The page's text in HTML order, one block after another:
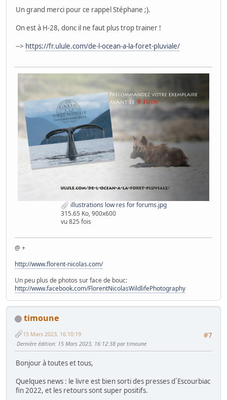
Un grand merci pour ce rappel Stéphane ;).
On est à H-28, donc il ne faut plus trop trainer !
--> https://fr.ulule.com/de-l-ocean-a-la-foret-pluviale/
illustrations low res for forums.jpg
315.65 Ko, 900x600
vu 825 fois
@ +
http://www.florent-nicolas.com/
Un peu plus de photos sur face de bouc:
http://www.facebook.com/FlorentNicolasWildlifePhotography
timoune
#7
15 Mars 2023, 16:10:19
Dernière édition: 15 Mars 2023, 16:12:38 par timoune
Bonjour à toutes et tous,
Quelques news : le livre est bien sorti des presses d´Escourbiac
fin 2022, et les retours sont super positifs.